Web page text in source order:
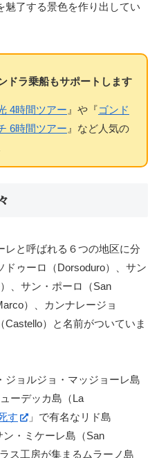
魅了する景色を作り出してい
ドラ乗船もサポートします
4時間ツアー』や『ゴンド
6時間ツアー』など人気の
レと呼ばれる６つの地区に分
ゥーロ（Dorsoduro）、サン
、サン・ポーロ（San
）、カンナレージョ
Castello）と名前がついていま
ジョルジョ・マッジョーレ島
ーデッカ島（La
す
」で有名なリド島
ン・ミケーレ島（San
ス工房が集まるムラーノ島